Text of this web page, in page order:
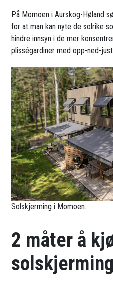
På Momoen i Aurskog-Høland
for at man kan nyte de solrike
hindre innsyn i de mer
plisségardiner med opp-ned-
Solskjerming i Momoen.
2 måter å